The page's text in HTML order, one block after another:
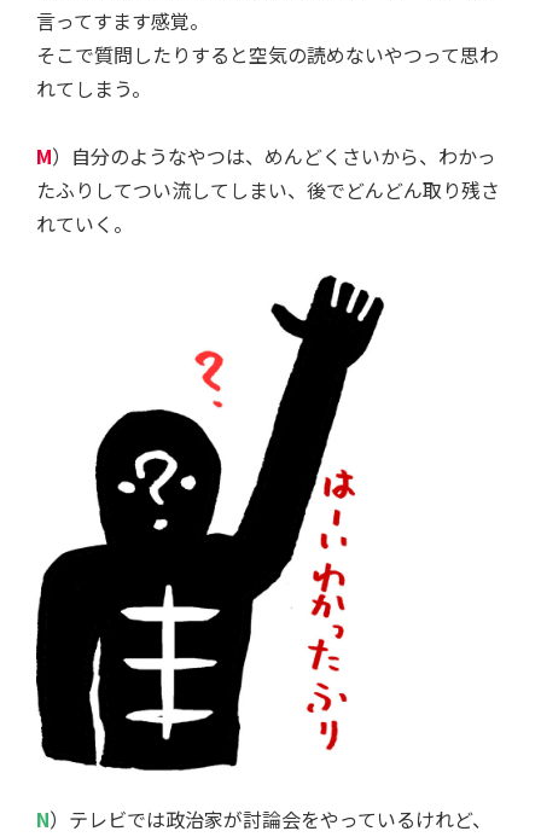
言ってすます感覚。
そこで質問したりすると空気の読めないやつって思わ
れてしまう。
M）自分のようなやつは、めんどくさいから、わかっ
たふりしてつい流してしまい、後でどんどん取り残さ
れていく。
N）テレビでは政治家が討論会をやっているけれど、